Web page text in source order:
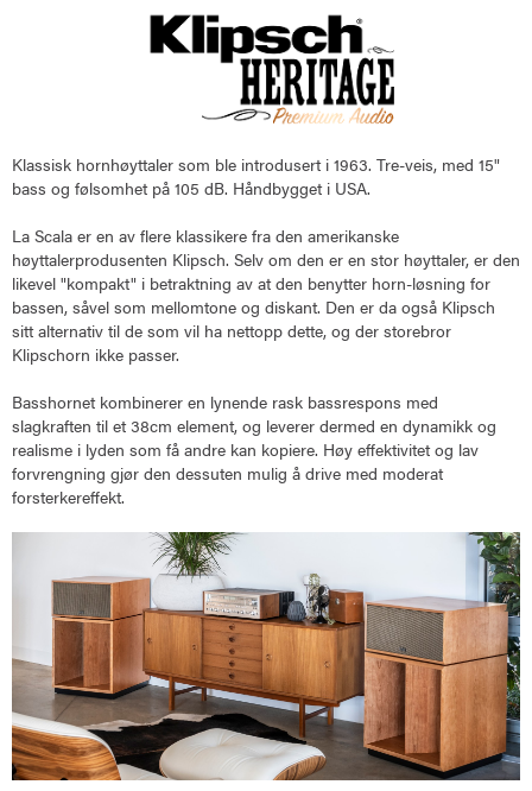
Klassisk hornhøyttaler som ble introdusert i 1963. Tre-veis, med 15"
bass og følsomhet på 105 dB. Håndbygget i USA.
La Scala er en av flere klassikere fra den amerikanske
høyttalerprodusenten Klipsch. Selv om den er en stor høyttaler, er den
likevel "kompakt" i betraktning av at den benytter horn-løsning for
bassen, såvel som mellomtone og diskant. Den er da også Klipsch
sitt alternativ til de som vil ha nettopp dette, og der storebror
Klipschorn ikke passer.
Basshornet kombinerer en lynende rask bassrespons med
slagkraften til et 38cm element, og leverer dermed en dynamikk og
realisme i lyden som få andre kan kopiere. Høy effektivitet og lav
forvrengning gjør den dessuten mulig å drive med moderat
forsterkereffekt.